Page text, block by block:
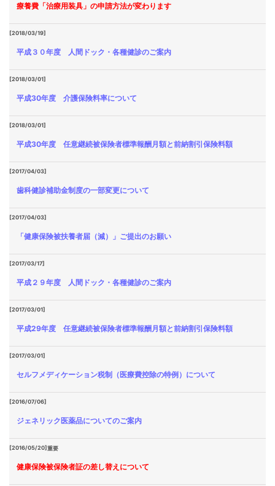
療養費「治療用装具」の申請方法が変わります
[2018/03/19]
平成３０年度 人間ドック・各種健診のご案内
[2018/03/01]
平成30年度 介護保険料率について
[2018/03/01]
平成30年度 任意継続被保険者標準報酬月額と前納割引保険料額
[2017/04/03]
歯科健診補助金制度の一部変更について
[2017/04/03]
「健康保険被扶養者届（減）」ご提出のお願い
[2017/03/17]
平成２９年度 人間ドック・各種健診のご案内
[2017/03/01]
平成29年度 任意継続被保険者標準報酬月額と前納割引保険料額
[2017/03/01]
セルフメディケーション税制（医療費控除の特例）について
[2016/07/06]
ジェネリック医薬品についてのご案内
[2016/05/20]重要
健康保険被保険者証の差し替えについて